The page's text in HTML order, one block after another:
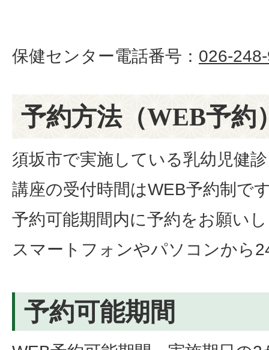
保健センター電話番号： 026-
予約方法（WEB予約
須坂市で実施している乳幼児健
講座の受付時間はWEB予約制で
予約可能期間内に予約をお願い
スマートフォンやパソコンから
予約可能期間